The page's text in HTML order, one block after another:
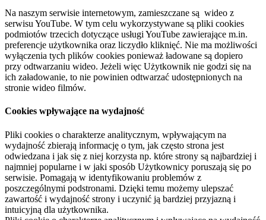
Na naszym serwisie internetowym, zamieszczane są wideo z
serwisu YouTube. W tym celu wykorzystywane są pliki cookies
podmiotów trzecich dotyczące usługi YouTube zawierające m.in.
preferencje użytkownika oraz liczydło kliknięć. Nie ma możliwości
wyłączenia tych plików cookies ponieważ ładowane są dopiero
przy odtwarzaniu wideo. Jeżeli więc Użytkownik nie godzi się na
ich załadowanie, to nie powinien odtwarzać udostępnionych na
stronie wideo filmów.
Cookies wpływające na wydajność
Pliki cookies o charakterze analitycznym, wpływającym na
wydajność zbierają informację o tym, jak często strona jest
odwiedzana i jak się z niej korzysta np. które strony są najbardziej i
najmniej popularne i w jaki sposób Użytkownicy poruszają się po
serwisie. Pomagają w identyfikowaniu problemów z
poszczególnymi podstronami. Dzięki temu możemy ulepszać
zawartość i wydajność strony i uczynić ją bardziej przyjazną i
intuicyjną dla użytkownika.